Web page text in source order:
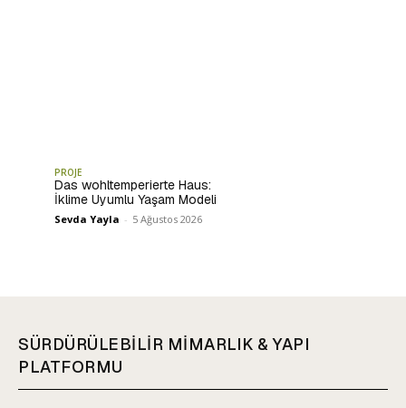
PROJE
Das wohltemperierte Haus:
İklime Uyumlu Yaşam Modeli
Sevda Yayla - 5 Ağustos 2026
SÜRDÜRÜLEBİLİR MİMARLIK & YAPI
PLATFORMU